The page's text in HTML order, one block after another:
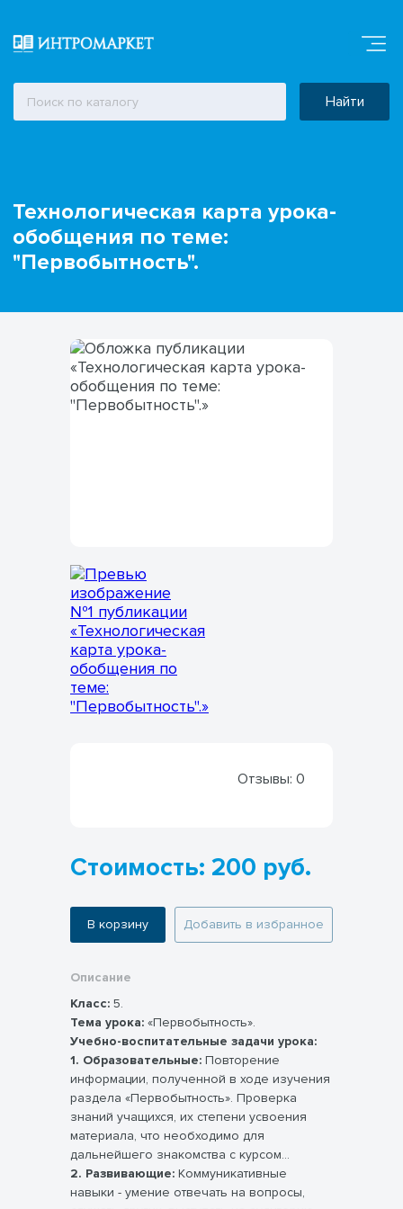
Найти
Технологическая карта урока-
обобщения по теме:
"Первобытность".
Отзывы: 0
Стоимость: 200 руб.
В корзину Добавить в избранное
Описание
Класс: 5.
Тема урока: «Первобытность».
Учебно-воспитательные задачи урока:
1. Образовательные: Повторение
информации, полученной в ходе изучения
раздела «Первобытность». Проверка
знаний учащихся, их степени усвоения
материала, что необходимо для
дальнейшего знакомства с курсом
«История древнего мира».
2. Развивающие: Коммуникативные
навыки - умение отвечать на вопросы,